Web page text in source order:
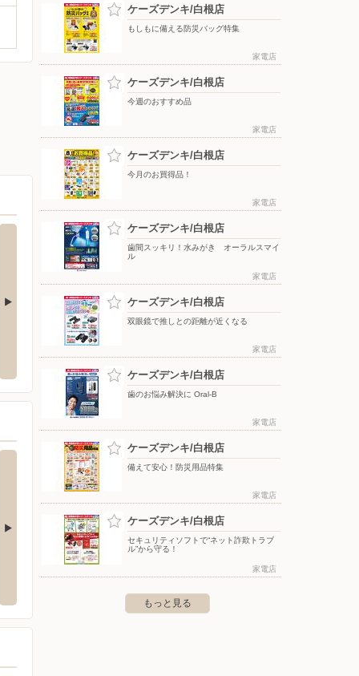
ーしまむら/亀田店
南区亀田四ッ興野1-2-28
〒950-0983 新潟県新潟市中央区神道寺2-6-19
鏥326
ケーズデンキ/女池インター本店
ケーズデンキ/白根店
もしもに備える防災バッグ特集
家電店
ケーズデンキ/白根店
今週のおすすめ品
家電店
ケーズデンキ/白根店
今月のお買得品！
家電店
ケーズデンキ/白根店
歯間スッキリ！水みがき オーラルスマイ
ル
家電店
ケーズデンキ/白根店
双眼鏡で推しとの距離が近くなる
家電店
ケーズデンキ/白根店
歯のお悩み解決に Oral-B
家電店
ケーズデンキ/白根店
備えて安心！防災用品特集
家電店
ケーズデンキ/白根店
セキュリティソフトで“ネット詐欺トラブ
ル”から守る！
家電店
もっと見る